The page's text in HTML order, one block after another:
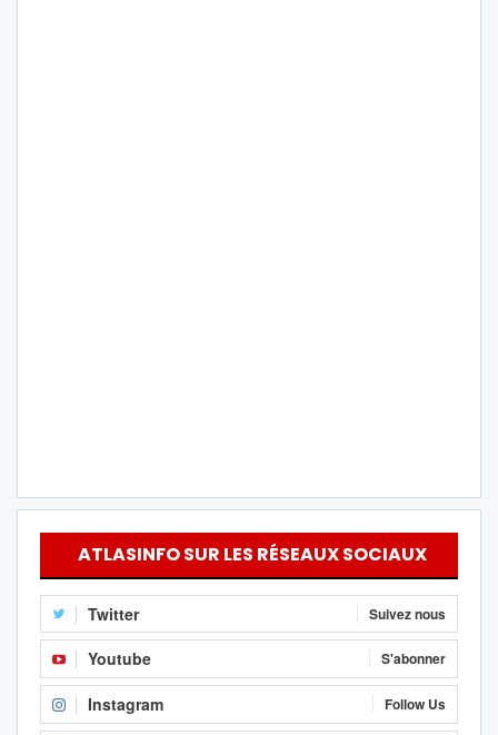
ATLASINFO SUR LES RÉSEAUX SOCIAUX
Twitter Suivez nous
Youtube S'abonner
Instagram Follow Us